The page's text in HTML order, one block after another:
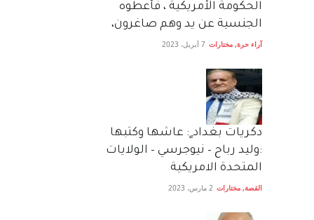
الحكومة الأمريكية ، فأعطوه
الجنسية عن يد وهم صاغرون،
آراء حرة, مختارات 7 أبريل، 2023
دكريات بغداد ٍ: عاشها وكتبها
:وليد رباح – نيوجرسي – الولايات
المتحدة الامريكية
القصة, مختارات 2 مارس، 2023